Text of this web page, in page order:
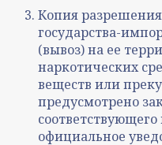
Копия
государства-
(вывоз) на ее
наркотических
веществ или
предусмотрено
соответствующего
официальное